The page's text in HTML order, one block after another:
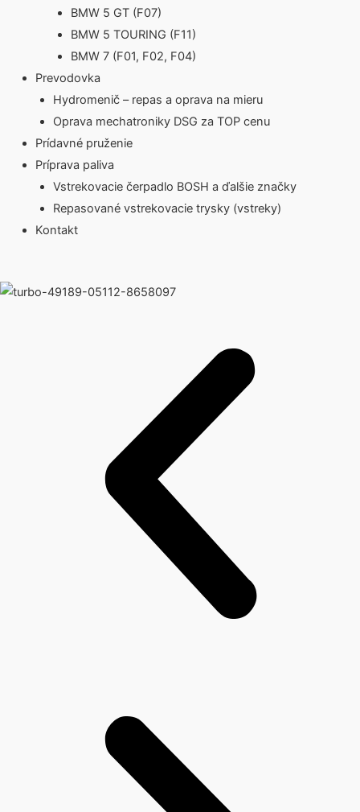
BMW 5 GT (F07)
BMW 5 TOURING (F11)
BMW 7 (F01, F02, F04)
Prevodovka
Hydromenič – repas a oprava na mieru
Oprava mechatroniky DSG za TOP cenu
Prídavné pruženie
Príprava paliva
Vstrekovacie čerpadlo BOSH a ďalšie značky
Repasované vstrekovacie trysky (vstreky)
Kontakt